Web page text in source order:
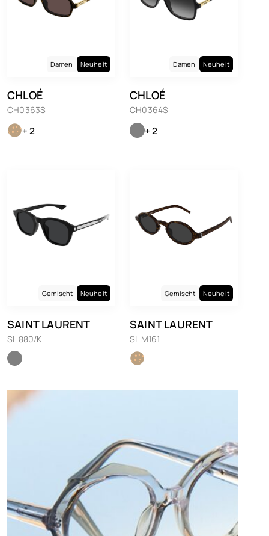
Damen Neuheit
CHLOÉ
CH0363S
+ 2
Damen Neuheit
CHLOÉ
CH0364S
+ 2
Gemischt Neuheit
SAINT LAURENT
SL 880/K
Gemischt Neuheit
SAINT LAURENT
SL M161